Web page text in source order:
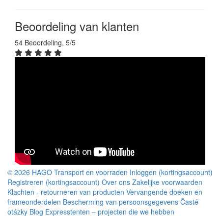
Beoordeling van klanten
54 Beoordeling, 5/5
© 2026 HAGO Transport en voorraden Inloggen (kortingsaccount)
Registreren (kortingsaccount) Over ons Zakelijke voorwaarden
Klachten - retourneren van producten Vervangende doeken en
frameonderdelen Bescherming van persoonsgegevens Časté
otázky Blog Expresstenten – projecten die we hebben